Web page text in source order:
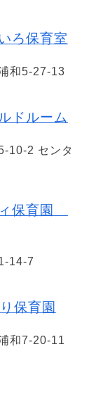
ろ保育室
和5-27-13
ドルーム
10-2 センタ
保育園
14-7
保育園
和7-20-11